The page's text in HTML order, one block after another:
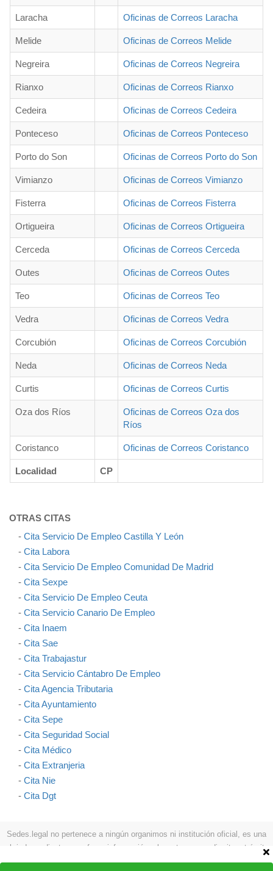
Laracha Oficinas de Correos Laracha
Melide Oficinas de Correos Melide
Negreira Oficinas de Correos Negreira
Rianxo Oficinas de Correos Rianxo
Cedeira Oficinas de Correos Cedeira
Ponteceso Oficinas de Correos Ponteceso
Porto do Son Oficinas de Correos Porto do Son
Vimianzo Oficinas de Correos Vimianzo
Fisterra Oficinas de Correos Fisterra
Ortigueira Oficinas de Correos Ortigueira
Cerceda Oficinas de Correos Cerceda
Outes Oficinas de Correos Outes
Teo Oficinas de Correos Teo
Vedra Oficinas de Correos Vedra
Corcubión Oficinas de Correos Corcubión
Neda Oficinas de Correos Neda
Curtis Oficinas de Correos Curtis
Oza dos Ríos
Oficinas de Correos Oza dos
Ríos
Coristanco Oficinas de Correos Coristanco
Localidad CP
OTRAS CITAS
- Cita Servicio De Empleo Castilla Y León
- Cita Labora
- Cita Servicio De Empleo Comunidad De Madrid
- Cita Sexpe
- Cita Servicio De Empleo Ceuta
- Cita Servicio Canario De Empleo
- Cita Inaem
- Cita Sae
- Cita Trabajastur
- Cita Servicio Cántabro De Empleo
- Cita Agencia Tributaria
- Cita Ayuntamiento
- Cita Sepe
- Cita Seguridad Social
- Cita Médico
- Cita Extranjeria
- Cita Nie
- Cita Dgt
Sedes.legal no pertenece a ningún organimos ni institución oficial, es una
web independiente que ofrece información relevante para pedir cita y trámites
como: procesos a seguir, teléfonos, formas de contactar, etc.